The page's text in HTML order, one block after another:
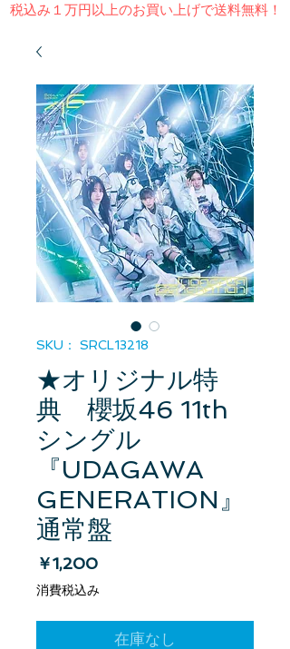
​税込み１万円以上のお買い上げで送料無料！
SKU： SRCL13218
★オリジナル特
典 櫻坂46 11th
シングル
『UDAGAWA
GENERATION』
通常盤
￥1,200価格
消費税込み
在庫なし